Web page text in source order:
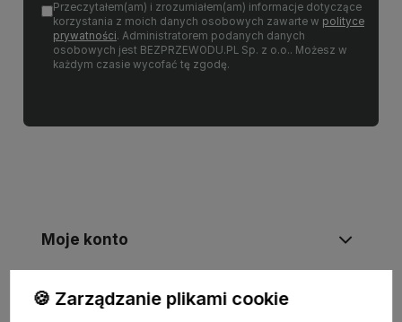
Przeczytałem(am) i zrozumiałem(am) informacje dotyczące
korzystania z moich danych osobowych zawarte w polityce
prywatności. Administratorem podanych danych
osobowych jest BEZPRZEWODU.PL Sp. z o.o.. Możesz w
każdym czasie wycofać tę zgodę.
Moje konto
Informacje
🍪 Zarządzanie plikami cookie